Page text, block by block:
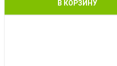
В КОРЗИНУ